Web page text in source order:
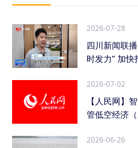
2026-07-28
四川新闻联
时发力” 加快
2026-07-02
【人民网】
管低空经济
2026-06-26